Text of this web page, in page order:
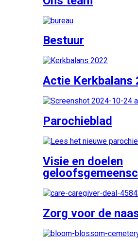
Bestuur
Actie Kerkbalans
Parochieblad
Visie en doelen
Zorg voor de